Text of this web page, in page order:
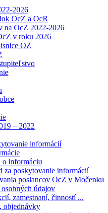
2026
OcZ a OcR
na OcZ 2022-2026
v roku 2026
OZ
– 2022
informácií
o informáciu
za poskytovanie informácií
poslancov OcZ v Močenku
údajov
zamestnaní, činností ...
objednávky